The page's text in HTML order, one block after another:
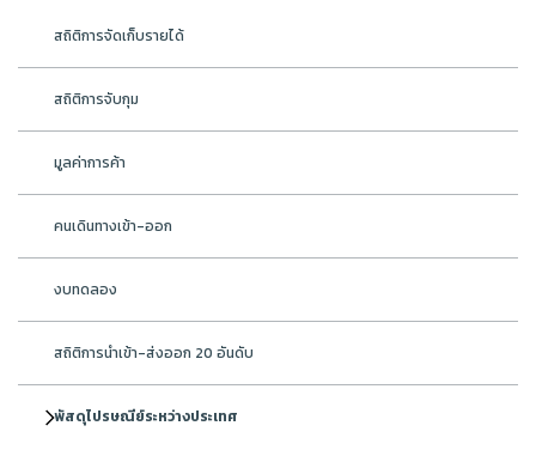
สถิติการจัดเก็บรายได้
สถิติการจับกุม
มูลค่าการค้า
คนเดินทางเข้า-ออก
งบทดลอง
สถิติการนำเข้า-ส่งออก 20 อันดับ
พัสดุไปรษณีย์ระหว่างประเทศ